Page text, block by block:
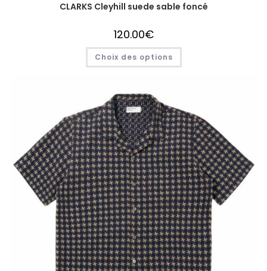
CLARKS Cleyhill suede sable foncé
120.00€
Choix des options